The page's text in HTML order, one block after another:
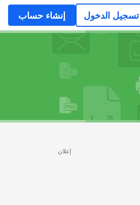
تسجيل الدخول إنشاء حساب
إعلان